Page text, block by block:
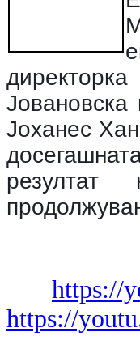
Јовановска
Јоханес
https://
https://